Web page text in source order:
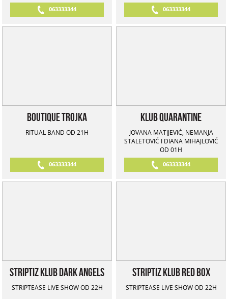
063333344 063333344
Boutique Trojka
RITUAL BAND OD 21H
063333344
Klub Quarantine
JOVANA MATIJEVIĆ, NEMANJA
STALETOVIĆ I DIANA MIHAJLOVIĆ
OD 01H
063333344
Striptiz klub Dark Angels
STRIPTEASE LIVE SHOW OD 22H
Striptiz Klub Red Box
STRIPTEASE LIVE SHOW OD 22H